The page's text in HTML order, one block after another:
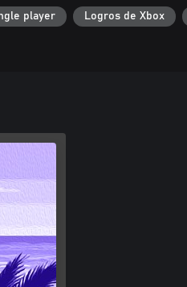
player Logros de Xbox